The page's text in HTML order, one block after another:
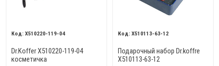
X510220-119-04
Dr.Koffer X510220-119-04
косметичка
X510113-63-12
Подарочный набор Dr.koffre
X510113-63-12